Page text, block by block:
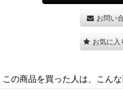
お問い
お気に入
この商品を買った人は、こん